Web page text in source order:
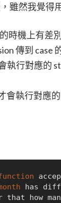
雖然我覺得
時機上有差
傳到 case
執行對應的
會執行對應
has
that how